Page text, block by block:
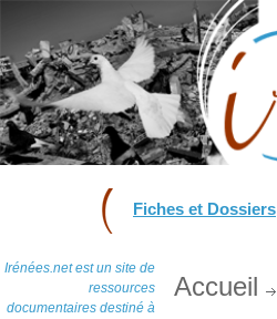
Fiches et Dossiers
Irénées.net est un site de
ressources
documentaires destiné à
Accueil